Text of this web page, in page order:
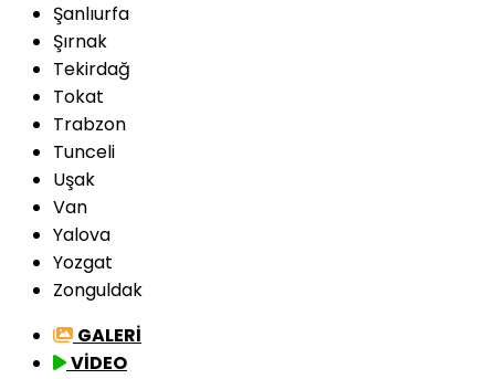
Şanlıurfa
Şırnak
Tekirdağ
Tokat
Trabzon
Tunceli
Uşak
Van
Yalova
Yozgat
Zonguldak
GALERİ
VİDEO